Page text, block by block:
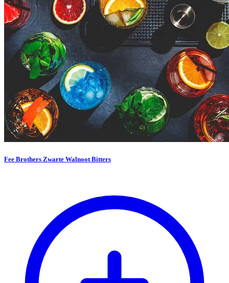
Fee Brothers Zwarte Walnoot Bitters